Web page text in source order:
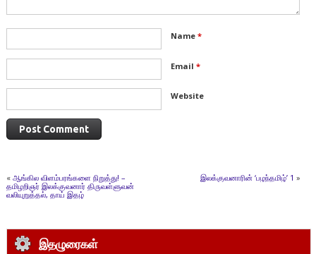
Name *
Email *
Website
« ஆங்கில விளம்பரங்களை நிறுத்து! –
தமிழறிஞர் இலக்குவனார் திருவள்ளுவன்
வலியுறுத்தல், தாய் இதழ்
இலக்குவனாரின் ‘பழந்தமிழ்’ 1 »
இதழுரைகள்